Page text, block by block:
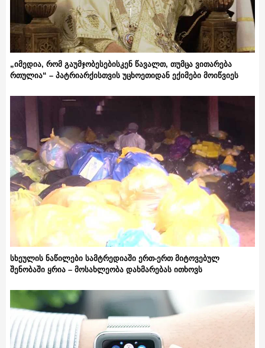
„იმედია, რომ გაუმჯობესებისკენ წავალთ, თუმცა ვითარება
რთულია“ – პატრიარქისთვის უცხოეთიდან ექიმები მოიწვიეს
სხეულის ნაწილები სამტრედიაში ერთ-ერთ მიტოვებულ
შენობაში ყრია – მოსახლეობა დახმარებას ითხოვს